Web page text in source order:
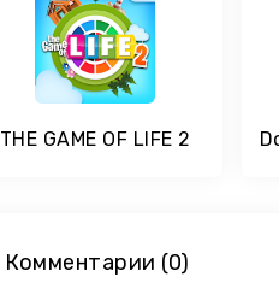
THE GAME OF LIFE 2
Комментарии (0)